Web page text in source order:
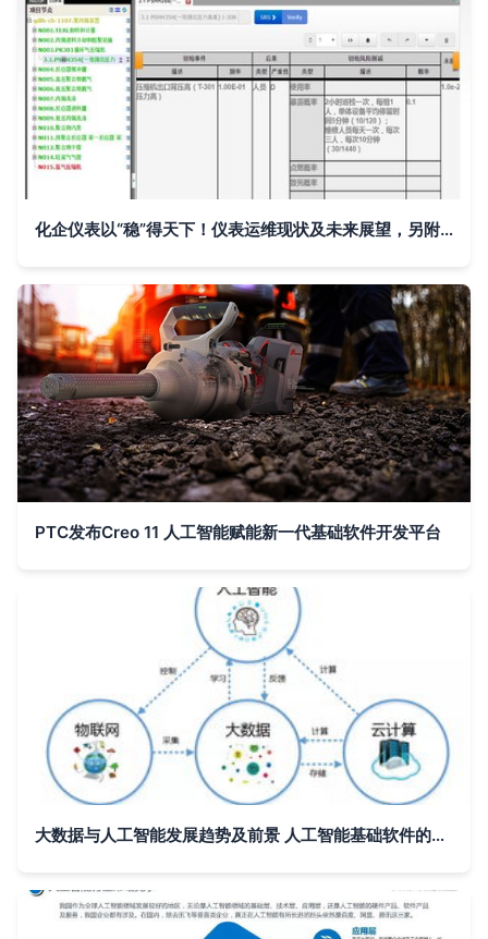
化企仪表以“稳”得天下！仪表运维现状及未来展望，另附我国智能工厂进程展望及人工智能基础软件开发
PTC发布Creo 11 人工智能赋能新一代基础软件开发平台
大数据与人工智能发展趋势及前景 人工智能基础软件的突破与展望